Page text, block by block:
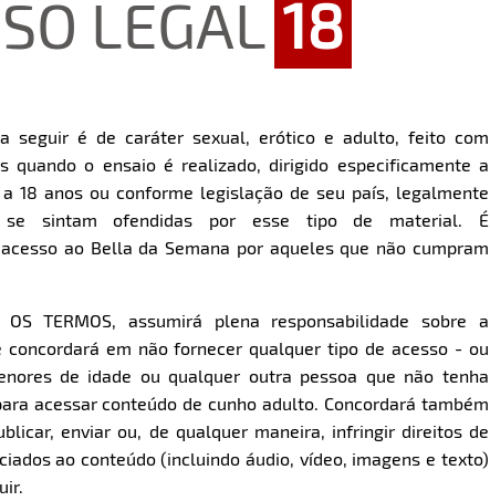
RestartRewind
10s
Play Forward
10sDownload
LEGAL 18
seguir é de caráter sexual, erótico e adulto, feito com
quando o ensaio é realizado, dirigido especificamente a
18 anos ou conforme legislação de seu país, legalmente
se sintam ofendidas por esse tipo de material. É
ao Bella da Semana por aqueles que não cumpram
TERMOS, assumirá plena responsabilidade sobre a
concordará em não fornecer qualquer tipo de acesso - ou
de idade ou qualquer outra pessoa que não tenha
acessar conteúdo de cunho adulto. Concordará também
enviar ou, de qualquer maneira, infringir direitos de
ao conteúdo (incluindo áudio, vídeo, imagens e texto)